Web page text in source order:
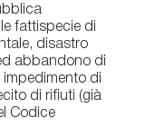
fattispecie di
disastro
abbandono di
di
di rifiuti (già
Codice